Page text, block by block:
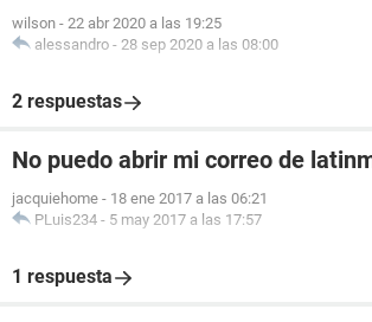
wilson - 22 abr 2020 a las 19:25
alessandro - 28 sep 2020 a las 08:00
2 respuestas
No puedo abrir mi correo de
jacquiehome - 18 ene 2017 a las 06:21
PLuis234 - 5 may 2017 a las 17:57
1 respuesta